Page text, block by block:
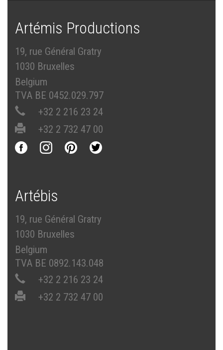
Artémis Productions
19, rue Général Gratry
1030 Bruxelles
Belgium
TVA BE 0452.029.797
+32 2 216 23 24
+32 2 732 47 00
Artébis
19, rue Général Gratry
1030 Bruxelles
Belgium
TVA BE 0892.143.048
+32 2 216 23 24
+32 2 732 47 00